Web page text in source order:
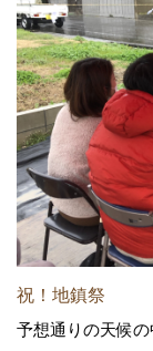
祝！地鎮祭
予想通りの天候の